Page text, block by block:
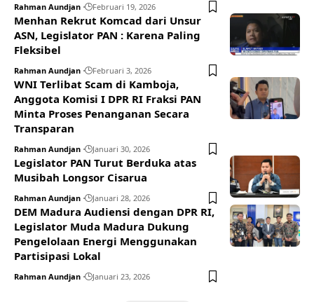
Rahman Aundjan Februari 19, 2026
Menhan Rekrut Komcad dari Unsur
ASN, Legislator PAN : Karena Paling
Fleksibel
Rahman Aundjan Februari 3, 2026
WNI Terlibat Scam di Kamboja,
Anggota Komisi I DPR RI Fraksi PAN
Minta Proses Penanganan Secara
Transparan
Rahman Aundjan Januari 30, 2026
Legislator PAN Turut Berduka atas
Musibah Longsor Cisarua
Rahman Aundjan Januari 28, 2026
DEM Madura Audiensi dengan DPR RI,
Legislator Muda Madura Dukung
Pengelolaan Energi Menggunakan
Partisipasi Lokal
Rahman Aundjan Januari 23, 2026